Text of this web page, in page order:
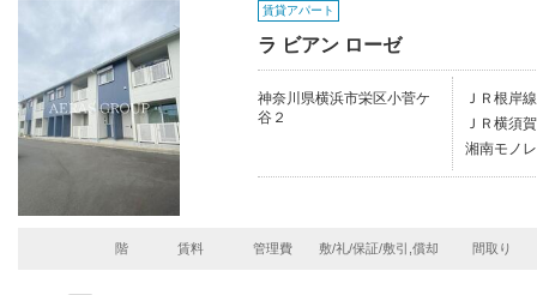
賃貸アパート
ラ ビアン ローゼ
神奈川県横浜市栄区小菅ケ
谷２
ＪＲ根岸
ＪＲ横須
湘南モノ
階 賃料 管理費 敷/礼/保証/敷引,償却 間取り